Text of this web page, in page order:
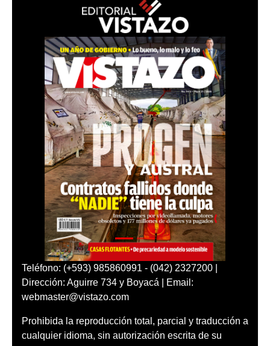
Teléfono: (+593) 985860991 - (042) 2327200 |
Dirección: Aguirre 734 y Boyacá | Email:
webmaster@vistazo.com
Prohibida la reproducción total, parcial y traducción a
cualquier idioma, sin autorización escrita de su